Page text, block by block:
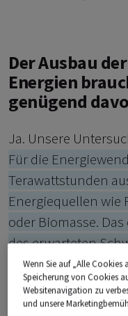
Der Ausbau
Energien
genügend
Ja. Unsere
Für die
Terawattstunden
Energiequellen wie
oder Biomasse.
des erwarteten
2050. Etwa zwei
Anlagen auf
Infrastruktur
Wenn Sie auf „Alle
Speicherung von Cookies
Websitenavigation zu
und unsere